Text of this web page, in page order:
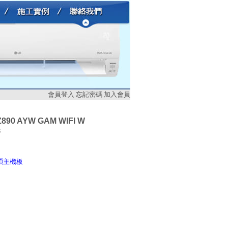
會員登入 忘記密碼 加入會員
AYW GAM WIFI W
主機板